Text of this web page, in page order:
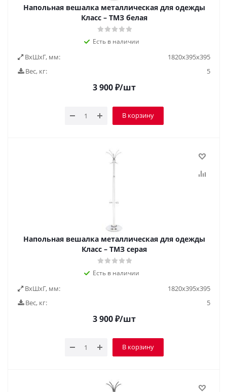
Напольная вешалка металлическая для одежды
Класс – ТМЗ белая
Есть в наличии
ВxШxГ, мм:
1820х395х395
Вес, кг:
5
3 900₽/шт
В корзину
Напольная вешалка металлическая для одежды
Класс – ТМЗ серая
Есть в наличии
ВxШxГ, мм:
1820х395х395
Вес, кг:
5
3 900₽/шт
В корзину